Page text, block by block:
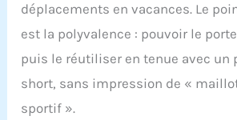
déplacements en vacances. Le
est la polyvalence : pouvoir le
puis le réutiliser en tenue avec un
short, sans impression de «
sportif ».